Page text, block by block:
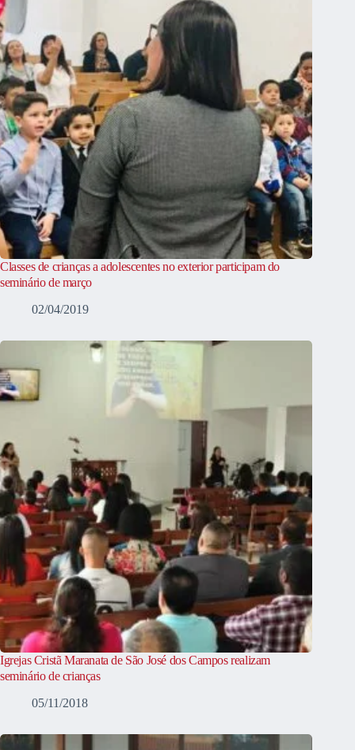
Classes de crianças a adolescentes no exterior participam do
seminário de março
02/04/2019
Igrejas Cristã Maranata de São José dos Campos realizam
seminário de crianças
05/11/2018